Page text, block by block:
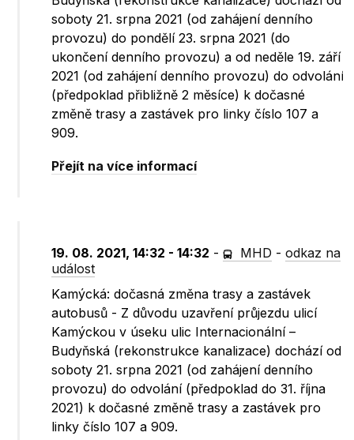
soboty 21. srpna 2021 (od zahájení denního
provozu) do pondělí 23. srpna 2021 (do
ukončení denního provozu) a od neděle 19. září
2021 (od zahájení denního provozu) do odvolání
(předpoklad přibližně 2 měsíce) k dočasné
změně trasy a zastávek pro linky číslo 107 a
909.
Přejít na více informací
19. 08. 2021, 14:32 - 14:32 - MHD -odkaz na
událost
Kamýcká: dočasná změna trasy a zastávek
autobusů - Z důvodu uzavření průjezdu ulicí
Kamýckou v úseku ulic Internacionální –
Budyňská (rekonstrukce kanalizace) dochází od
soboty 21. srpna 2021 (od zahájení denního
provozu) do odvolání (předpoklad do 31. října
2021) k dočasné změně trasy a zastávek pro
linky číslo 107 a 909.